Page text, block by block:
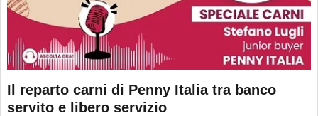
Il reparto carni di Penny Italia tra banco
servito e libero servizio